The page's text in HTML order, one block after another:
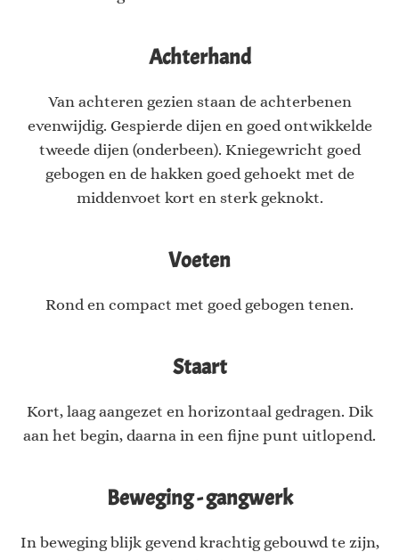
Achterhand
Van achteren gezien staan de achterbenen
evenwijdig. Gespierde dijen en goed ontwikkelde
tweede dijen (onderbeen). Kniegewricht goed
gebogen en de hakken goed gehoekt met de
middenvoet kort en sterk geknokt.
Voeten
Rond en compact met goed gebogen tenen.
Staart
Kort, laag aangezet en horizontaal gedragen. Dik
aan het begin, daarna in een fijne punt uitlopend.
Beweging - gangwerk
In beweging blijk gevend krachtig gebouwd te zijn,